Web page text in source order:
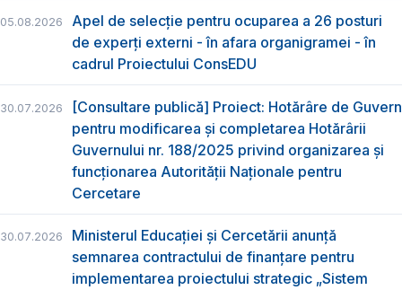
05.08.2026
Apel de selecție pentru ocuparea a 26 posturi
de experți externi - în afara organigramei - în
cadrul Proiectului ConsEDU
30.07.2026
[Consultare publică] Proiect: Hotărâre de Guvern
pentru modificarea și completarea Hotărârii
Guvernului nr. 188/2025 privind organizarea şi
funcţionarea Autorităţii Naţionale pentru
Cercetare
30.07.2026
Ministerul Educației și Cercetării anunță
semnarea contractului de finanțare pentru
implementarea proiectului strategic „Sistem